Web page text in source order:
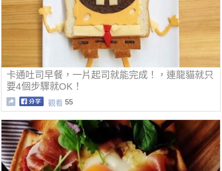
卡通吐司早餐，一片起司就能完成！，連龍貓就只
要4個步驟就OK！
觀看 55